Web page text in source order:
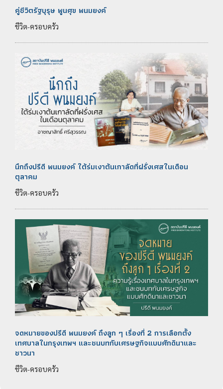
คู่ชีวิตรัฐบุรุษ พูนศุข พนมยงค์
ชีวิต-ครอบครัว
นึกถึงปรีดี พนมยงค์ ใต้ร่มเงาต้นเกาลัดที่ฝรั่งเศสในเดือน
ตุลาคม
ชีวิต-ครอบครัว
จดหมายของปรีดี พนมยงค์ ถึงลูก ๆ เรื่องที่ 2 การเลือกตั้ง
เทศบาลในกรุงเทพฯ และชนบทกับเศรษฐกิจแบบศักดินาและ
ชาวนา
ชีวิต-ครอบครัว